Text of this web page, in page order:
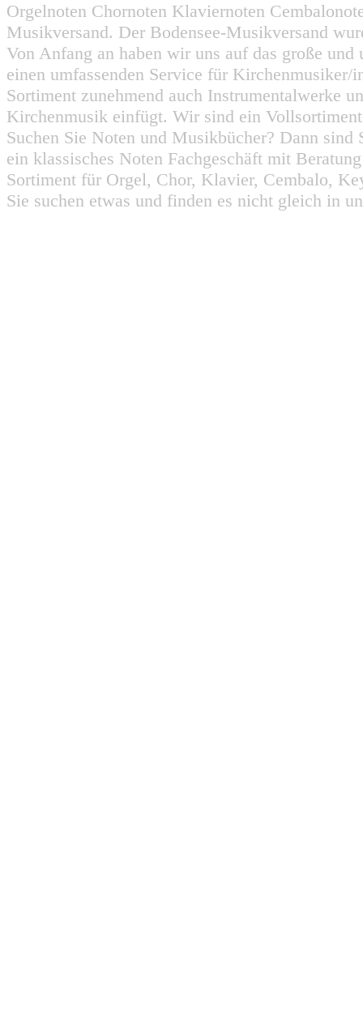
Orgelnoten Chornoten Klaviernoten
Musikversand. Der Bodensee-Musikversand
Von Anfang an haben wir uns auf das große
einen umfassenden Service für
Sortiment zunehmend auch Instrumentalwerke
Kirchenmusik einfügt. Wir sind ein
Suchen Sie Noten und Musikbücher? Dann
ein klassisches Noten Fachgeschäft mit
Sortiment für Orgel, Chor, Klavier, Cembalo,
Sie suchen etwas und finden es nicht gleich in